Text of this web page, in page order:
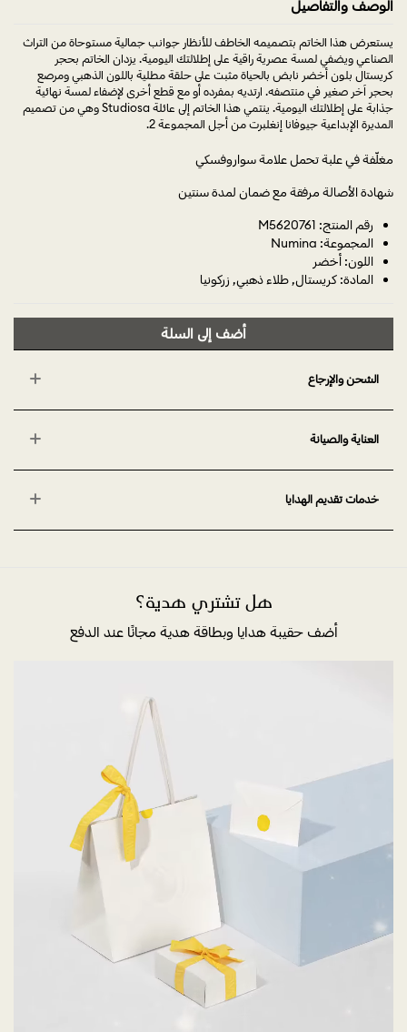
الوصف والتفاصيل
يستعرض هذا الخاتم بتصميمه الخاطف للأنظار جوانب جمالية مستوحاة من التراث
الصناعي ويضفي لمسة عصرية راقية على إطلالتك اليومية. يزدان الخاتم بحجر
كريستال بلون أخضر نابض بالحياة مثبت على حلقة مطلية باللون الذهبي ومرصع
بحجر آخر صغير في منتصفه. ارتديه بمفرده أو مع قطع أخرى لإضفاء لمسة نهائية
جذابة على إطلالتك اليومية. ينتمي هذا الخاتم إلى عائلة Studiosa وهي من تصميم
المديرة الإبداعية جيوفانا إنغلبرت من أجل المجموعة 2.
مغلّفة في علبة تحمل علامة سواروفسكي
شهادة الأصالة مرفقة مع ضمان لمدة سنتين
رقم المنتج: M5620761
المجموعة: Numina
اللون: أخضر
المادة: كريستال, طلاء ذهبي, زركونيا
أضف إلى السلة
الشحن والإرجاع
العناية والصيانة
خدمات تقديم الهدايا
هل تشتري هدية؟
أضف حقيبة هدايا وبطاقة هدية مجانًا عند الدفع